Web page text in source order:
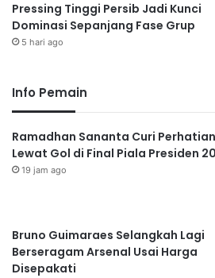
Pressing Tinggi Persib Jadi Kunci
Dominasi Sepanjang Fase Grup
5 hari ago
Info Pemain
Ramadhan Sananta Curi Perhatian
Lewat Gol di Final Piala Presiden
19 jam ago
Bruno Guimaraes Selangkah Lagi
Berseragam Arsenal Usai Harga
Disepakati